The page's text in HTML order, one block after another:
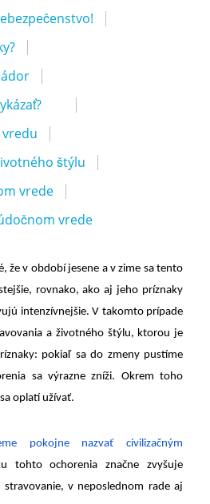
štýlu
vrede
vrede
že v období jesene a v zime sa tento
rovnako, ako aj jeho príznaky
intenzívnejšie. V takomto prípade
a životného štýlu, ktorou je
pokiaľ sa do zmeny pustíme
sa výrazne zníži. Okrem toho
oplatí užívať.
pokojne nazvať civilizačným
tohto ochorenia značne zvyšuje
v neposlednom rade aj